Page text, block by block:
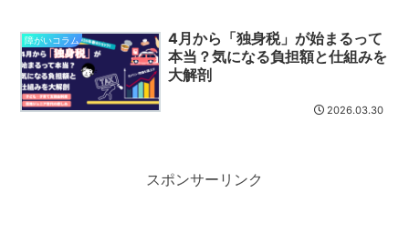
障がいコラム
4月から「独身税」が始まるって
本当？気になる負担額と仕組みを
大解剖
2026.03.30
スポンサーリンク